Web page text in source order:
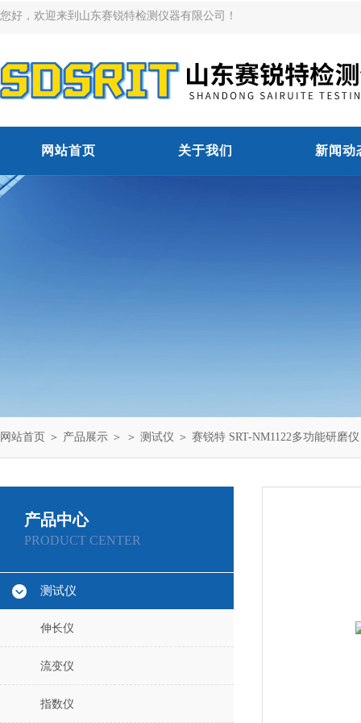
您好，欢迎来到山东赛锐特检测仪器有限公司！
网站首页 关于我们 新闻动
网站首页 ＞ 产品展示 ＞ ＞ 测试仪 ＞ 赛锐特 SRT-NM1122多功能研磨
产品中心
PRODUCT CENTER
测试仪
伸长仪
流变仪
指数仪